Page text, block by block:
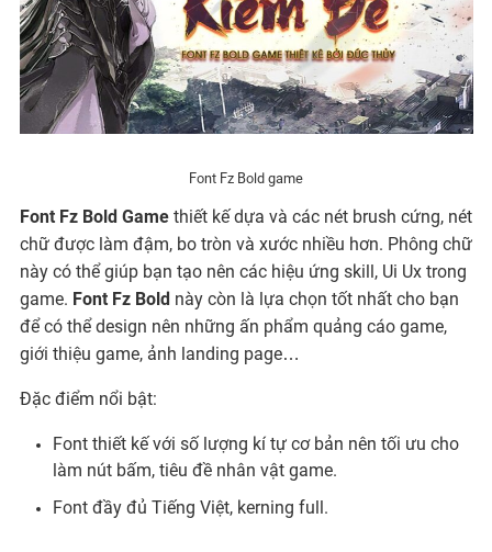
Font Fz Bold game
Font Fz Bold Gamethiết kế dựa và các nét brush cứng, nét
chữ được làm đậm, bo tròn và xước nhiều hơn. Phông chữ
này có thể giúp bạn tạo nên các hiệu ứng skill, Ui Ux trong
game. Font Fz Bold này còn là lựa chọn tốt nhất cho bạn
để có thể design nên những ấn phẩm quảng cáo game,
giới thiệu game, ảnh landing page…
Đặc điểm nổi bật:
Font thiết kế với số lượng kí tự cơ bản nên tối ưu cho
làm nút bấm, tiêu đề nhân vật game.
Font đầy đủ Tiếng Việt, kerning full.